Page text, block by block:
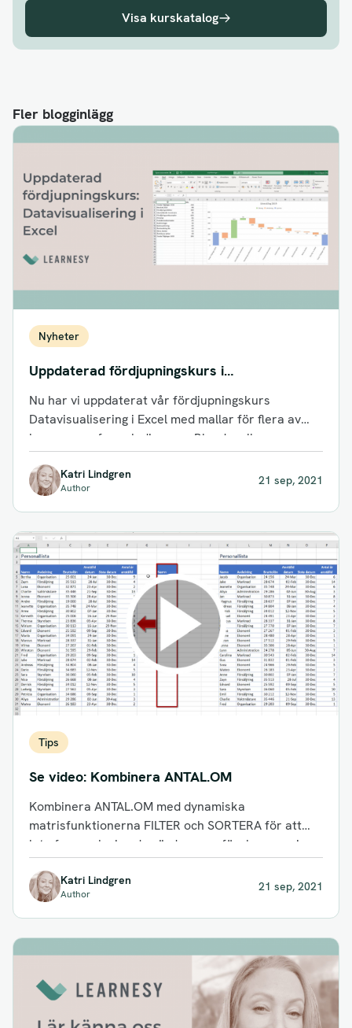
Visa kurskatalog
Fler blogginlägg
Nyheter
Uppdaterad fördjupningskurs i
Datavisualisering
Nu har vi uppdaterat vår fördjupningskurs
Datavisualisering i Excel med mallar för flera av
kursens grafer och diagram. Bland mallarna...
Katri Lindgren
Author
21 sep, 2021
Tips
Se video: Kombinera ANTAL.OM
Kombinera ANTAL.OM med dynamiska
matrisfunktionerna FILTER och SORTERA för att
leta fram och visa de värden som förekommer i
två...
Katri Lindgren
Author
21 sep, 2021